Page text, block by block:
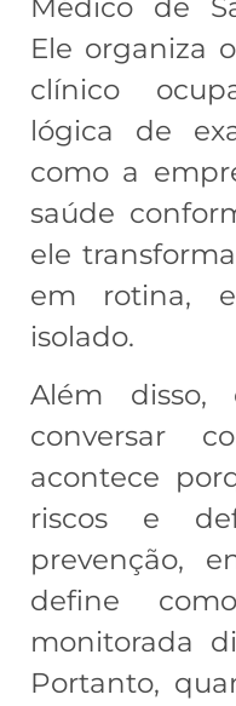
Médico de
Ele organiza
clínico
lógica de
como a
saúde
ele
em rotina,
isolado.
Além disso,
conversar
acontece
riscos e
prevenção,
define
monitorada
Portanto,